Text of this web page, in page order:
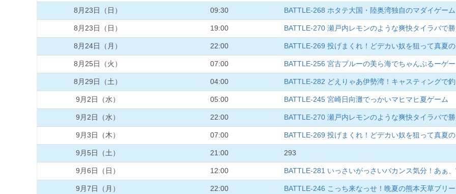
8月23日（日） 09:30 BATTLE-268 ホタテ大国・陸奥湾独自のマダイゲーム
8月23日（日） 19:00 BATTLE-270 瀬戸内レモンのような爽快タイラバで
8月24日（月） 22:00 BATTLE-269 投げまくれ！どデカい奴を狙って真夏
8月25日（火） 07:00 BATTLE-256 宮古ブルーの美ら海でちゃんぷるーゲ
8月29日（土） 04:00 BATTLE-282 どえりゃあ伊勢湾！キャスティングで
9月2日（水） 05:00 BATTLE-245 宮崎日向灘でっかいマヒマヒ夏ゲーム
9月2日（水） 22:00 BATTLE-270 瀬戸内レモンのような爽快タイラバで
9月3日（木） 07:00 BATTLE-269 投げまくれ！どデカい奴を狙って真夏
9月5日（土） 21:00 293
9月6日（日） 12:00 BATTLE-281 いっさいがっさいバカンス気分！あぁ
9月7日（月） 22:00 BATTLE-246 こっち来なっせ！晩夏の熊本天草ブリ